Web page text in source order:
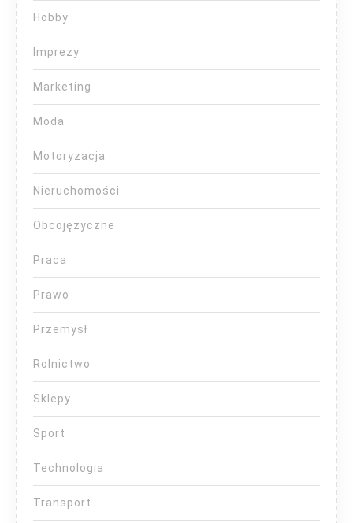
Hobby
Imprezy
Marketing
Moda
Motoryzacja
Nieruchomości
Obcojęzyczne
Praca
Prawo
Przemysł
Rolnictwo
Sklepy
Sport
Technologia
Transport